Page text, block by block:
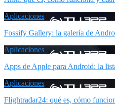
Aplicaciones
Fossify Gallery: la galería de
Aplicaciones
Apps de Apple para Android: la
Aplicaciones
Flightradar24: qué es, cómo